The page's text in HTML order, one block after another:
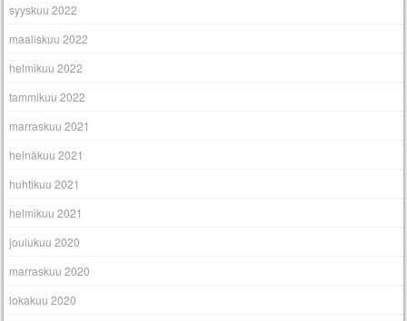
syyskuu 2022
maaliskuu 2022
helmikuu 2022
tammikuu 2022
marraskuu 2021
heinäkuu 2021
huhtikuu 2021
helmikuu 2021
joulukuu 2020
marraskuu 2020
lokakuu 2020